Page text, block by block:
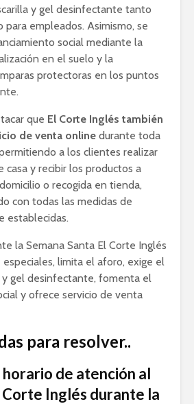
y gel desinfectante tanto
para empleados. Asimismo, se
social mediante la
en el suelo y la
protectoras en los puntos
que El Corte Inglés también
de venta online durante toda
a los clientes realizar
casa y recibir los productos a
o recogida en tienda,
con todas las medidas de
establecidas.
la Semana Santa El Corte Inglés
limita el aforo, exige el
y gel desinfectante, fomenta el
y ofrece servicio de venta
para resolver..
horario de atención al
Corte Inglés durante la